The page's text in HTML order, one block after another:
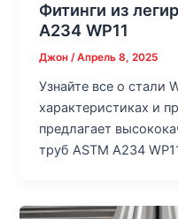
Фитинги из
A234 WP11
Джон/Апрель 8, 2025
Узнайте все о стали
характеристиках и
предлагает
труб ASTM A234